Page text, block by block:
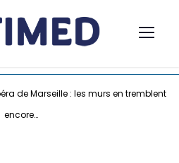
de Marseille : les murs en tremblent
encore…